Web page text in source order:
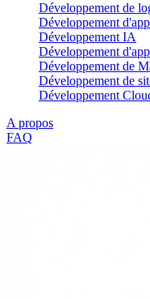
Développement de
Développement
Développement IA
Développement
Développement de
Développement de
Développement
A propos
FAQ